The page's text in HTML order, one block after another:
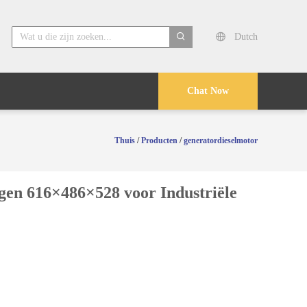
Dutch
Chat Now
Thuis /Producten /generatordieselmotor
616×486×528 voor Industriële